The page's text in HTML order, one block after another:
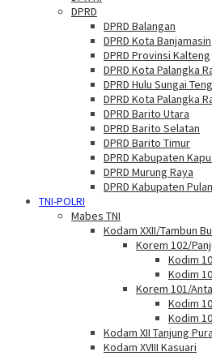
DPRD
DPRD Balangan
DPRD Kota Banjamasin
DPRD Provinsi Kalteng
DPRD Kota Palangka
DPRD Hulu Sungai
DPRD Kota Palangka
DPRD Barito Utara
DPRD Barito Selatan
DPRD Barito Timur
DPRD Kabupaten
DPRD Murung Raya
DPRD Kabupaten
TNI-POLRI
Mabes TNI
Kodam XXII/Tambun
Korem 102/
Kodim
Kodim
Korem 101/
Kodim
Kodim
Kodam XII Tanjung Pura
Kodam XVIII Kasuari